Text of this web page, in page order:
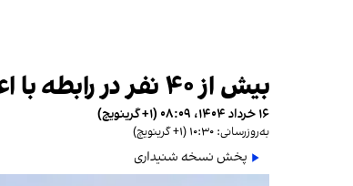
بیش از ۴۰ نفر در رابطه با اعتصاب کامیون‌داران در ایران بازداشت شدند
۱۶ خرداد ۱۴۰۴، ۰۸:۰۹ (‎+۱ گرینویچ)
به‌روزرسانی: ۱۰:۳۰ (‎+۱ گرینویچ)
پخش نسخه شنیداری